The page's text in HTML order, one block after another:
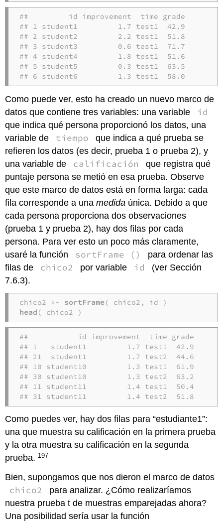
##         id improvement  time grade
## 1 student1         1.7 test1  42.9
## 2 student2         2.2 test1  51.8
## 3 student3         0.6 test1  71.7
## 4 student4         1.8 test1  51.6
## 5 student5         0.3 test1  63.5
## 6 student6         1.3 test1  58.0
Como puede ver, esto ha creado un nuevo marco de
datos que contiene tres variables: una variable
id
que indica qué persona proporcionó los datos, una
variable de
tiempo
que indica a qué prueba se
refieren los datos (es decir, prueba 1 o prueba 2), y
una variable de
calificación
que registra qué
puntaje persona se metió en esa prueba. Observe
que este marco de datos está en forma larga: cada
fila corresponde a unamedida única. Debido a que
cada persona proporciona dos observaciones
(prueba 1 y prueba 2), hay dos filas por cada
persona. Para ver esto un poco más claramente,
usaré la función
sortFrame ()
para ordenar las
filas de
chico2 por variable id
(ver Sección
7.6.3).
chico2 <- sortFrame
head ( chico2 )
##           id improvement  time grade
## 1   student1         1.7 test1  42.9
## 21  student1         1.7 test2  44.6
## 10 student10         1.3 test1  61.9
## 30 student10         1.3 test2  63.2
## 11 student11         1.4 test1  50.4
## 31 student11         1.4 test2  51.8
Como puedes ver, hay dos filas para “estudiante1”:
una que muestra su calificación en la primera prueba
y la otra muestra su calificación en la segunda
prueba. 197
Bien, supongamos que nos dieron el marco de datos
chico2
para analizar. ¿Cómo realizaríamos
nuestra prueba t de muestras emparejadas ahora?
Una posibilidad sería usar la función